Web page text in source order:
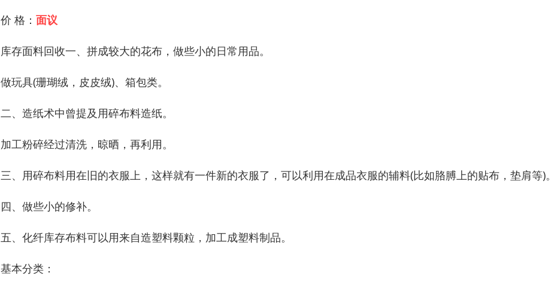
价 格： 面议
库存面料回收一、拼成较大的花布，做些小的日常用品。
做玩具(珊瑚绒，皮皮绒)、箱包类。
二、造纸术中曾提及用碎布料造纸。
加工粉碎经过清洗，晾晒，再利用。
三、用碎布料用在旧的衣服上，这样就有一件新的衣服了，可以利用在成品衣服的辅料(比如胳膊上的贴布，垫肩等)
四、做些小的修补。
五、化纤库存布料可以用来自造塑料颗粒，加工成塑料制品。
基本分类：